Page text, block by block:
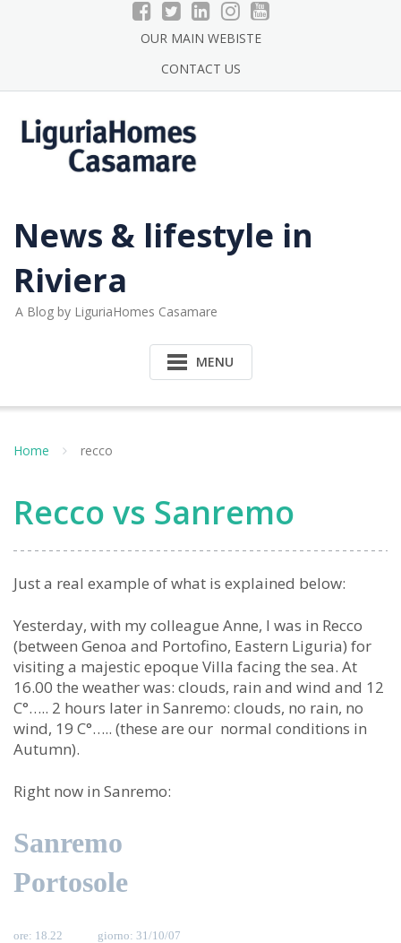
OUR MAIN WEBISTE
CONTACT US
News & lifestyle in
Riviera
A Blog by LiguriaHomes Casamare
MENU
Home recco
Recco vs Sanremo
Just a real example of what is explained below:
Yesterday, with my colleague Anne, I was in Recco
(between Genoa and Portofino, Eastern Liguria) for
visiting a majestic epoque Villa facing the sea. At
16.00 the weather was: clouds, rain and wind and 12
C°….. 2 hours later in Sanremo: clouds, no rain, no
wind, 19 C°….. (these are our normal conditions in
Autumn).
Right now in Sanremo:
Sanremo
Portosole
ore: 18.22 giorno: 31/10/07